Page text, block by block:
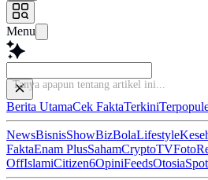
Menu
Tanya
Berita UtamaCek FaktaTerkini
NewsBisnisShowBizBolaLifestyle
FaktaEnam PlusSahamCryptoTVFoto
OffIslamiCitizen6OpiniFeedsOtosia